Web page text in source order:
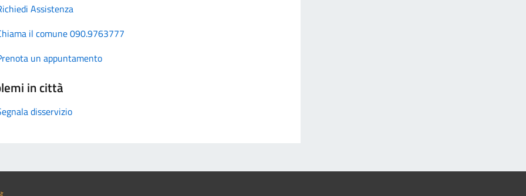
Assistenza
il comune 090.9763777
un appuntamento
in città
disservizio